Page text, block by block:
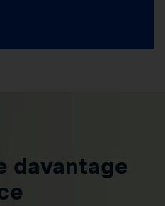
davantage